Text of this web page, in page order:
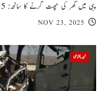
پبی میں گھر کی چھت گرنے کا سانحہ: 5 افراد جان کی بازی ہار گئے، 3 زخمی
NOV 23, 2025
خیبر پختونخوا